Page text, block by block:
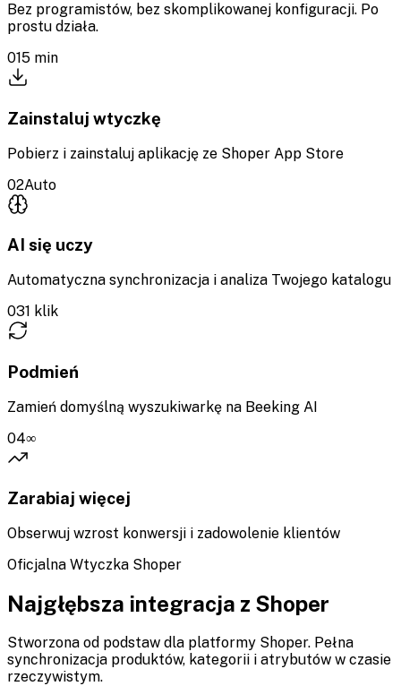
Bez programistów, bez skomplikowanej konfiguracji. Po
prostu działa.
015 min
Zainstaluj wtyczkę
Pobierz i zainstaluj aplikację ze Shoper App Store
02Auto
AI się uczy
Automatyczna synchronizacja i analiza Twojego katalogu
031 klik
Podmień
Zamień domyślną wyszukiwarkę na Beeking AI
04∞
Zarabiaj więcej
Obserwuj wzrost konwersji i zadowolenie klientów
Oficjalna Wtyczka Shoper
Najgłębsza integracja z Shoper
Stworzona od podstaw dla platformy Shoper. Pełna
synchronizacja produktów, kategorii i atrybutów w czasie
rzeczywistym.